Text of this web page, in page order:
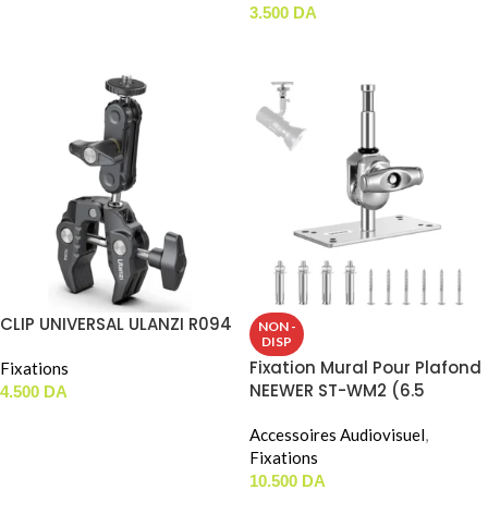
3.500 DA
CLIP UNIVERSAL ULANZI R094
Fixations
4.500 DA
NON -
DISP
Fixation Mural Pour Plafond
NEEWER ST-WM2 (6.5
Accessoires Audiovisuel,
Fixations
10.500 DA